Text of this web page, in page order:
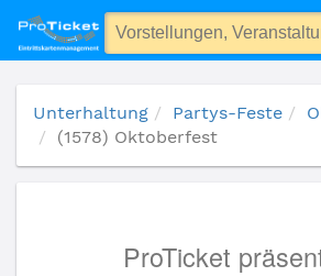
(1578) Oktoberfest
Unterhaltung Partys-Feste
(1578) Oktoberfest
ProTicket